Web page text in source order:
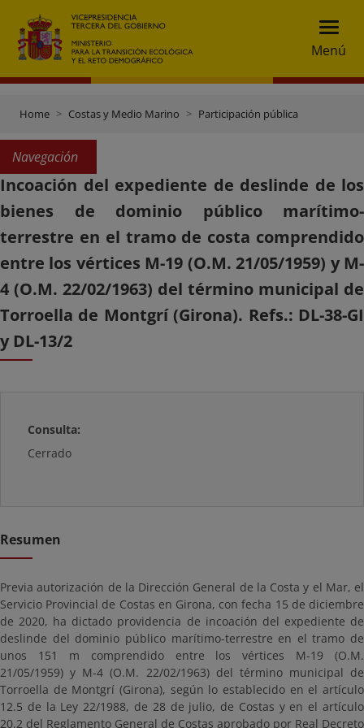
Menú
Home Costas y Medio Marino Participación pública
Navegación
Incoación del expediente de deslinde de los
bienes de dominio público marítimo-
terrestre en el tramo de costa comprendido
entre los vértices M-19 (O.M. 21/05/1959) y M-
4 (O.M. 22/02/1963) del término municipal de
Torroella de Montgrí (Girona). Refs.: DL-38-GI
y DL-13/2
Consulta:
Cerrado
Resumen
Previa autorización de la Dirección General de la Costa y el Mar, el
Servicio Provincial de Costas en Girona, con fecha 15 de diciembre
de 2020, ha dictado providencia de incoación del expediente de
deslinde del dominio público marítimo-terrestre en el tramo de
unos 151 m comprendido entre los vértices M-19 (O.M.
21/05/1959) y M-4 (O.M. 22/02/1963) del término municipal de
Torroella de Montgrí (Girona), según lo establecido en el artículo
12.5 de la Ley 22/1988, de 28 de julio, de Costas y en el artículo
20.2 del Reglamento General de Costas aprobado por Real Decreto